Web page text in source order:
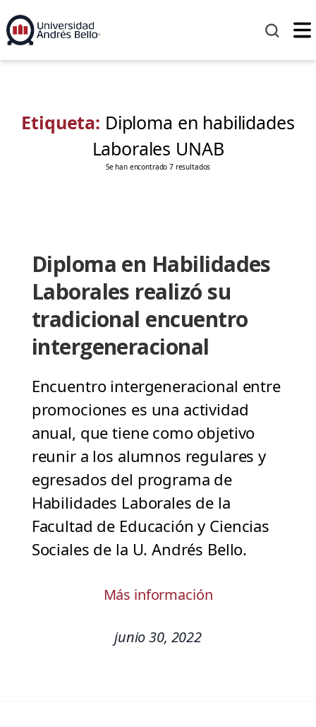
Etiqueta: Diploma en habilidades
Laborales UNAB
Se han encontrado 7 resultados
Diploma en Habilidades
Laborales realizó su
tradicional encuentro
intergeneracional
Encuentro intergeneracional entre
promociones es una actividad
anual, que tiene como objetivo
reunir a los alumnos regulares y
egresados del programa de
Habilidades Laborales de la
Facultad de Educación y Ciencias
Sociales de la U. Andrés Bello.
Más información
junio 30, 2022